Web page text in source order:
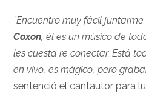
“Encuentro muy fácil
Coxon, él es un músico de
les cuesta re conectar. Está
en vivo, es mágico, pero
sentenció el cantautor para